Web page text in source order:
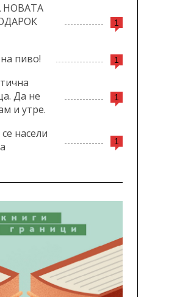
1
НОВАТА
1
пиво!
1
Да не
и утре.
1
насели